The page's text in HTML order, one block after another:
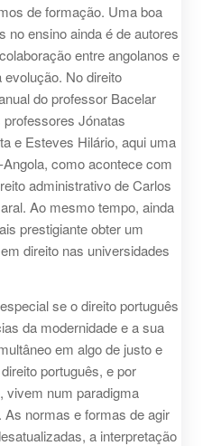
de formação. Uma boa
no ensino ainda é de autores
entre angolanos e
No direito
do professor Bacelar
Jónatas
e Esteves Hilário, aqui uma
como acontece com
administrativo de Carlos
Ao mesmo tempo, ainda
prestigiante obter um
direito nas universidades
se o direito português
da modernidade e a sua
em algo de justo e
português, e por
vivem num paradigma
normas e formas de agir
a interpretação